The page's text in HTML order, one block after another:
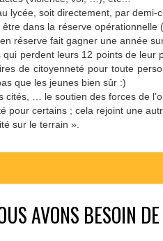
lycée, soit directement, par
dans la réserve
réserve fait gagner une année
perdent leurs 12 points de
de citoyenneté pour toute
que les jeunes bien sûr :)
… le soutien des forces de
pour certains ; cela rejoint une
sur le terrain ».
AVONS BESOIN